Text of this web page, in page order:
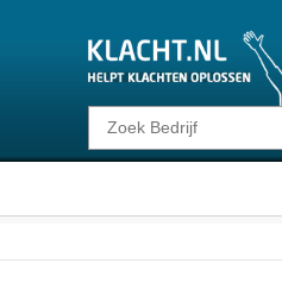
Klacht melden
Consumentenrecht